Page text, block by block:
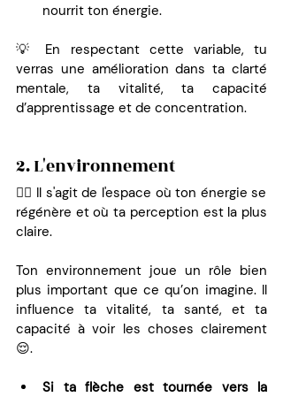
nourrit ton énergie.
💡 En respectant cette variable, tu
verras une amélioration dans ta clarté
mentale, ta vitalité, ta capacité
d’apprentissage et de concentration.
2. L'environnement
👉🏼 Il s'agit de l'espace où ton énergie se
régénère et où ta perception est la plus
claire.
Ton environnement joue un rôle bien
plus important que ce qu’on imagine. Il
influence ta vitalité, ta santé, et ta
capacité à voir les choses clairement
😌.
Si ta flèche est tournée vers la